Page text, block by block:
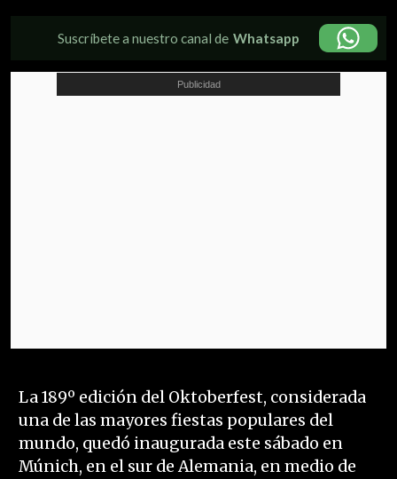
Suscríbete a nuestro canal de Whatsapp
La 189º edición del Oktoberfest, considerada
una de las mayores fiestas populares del
mundo, quedó inaugurada este sábado en
Múnich, en el sur de Alemania, en medio de